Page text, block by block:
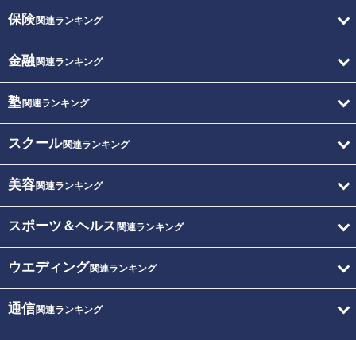
保険関連ランキング
金融関連ランキング
塾関連ランキング
スクール関連ランキング
美容関連ランキング
スポーツ＆ヘルス 関連ランキング
ウエディング関連ランキング
通信関連ランキング